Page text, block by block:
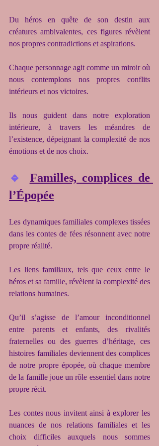
Du héros en quête de son destin aux
créatures ambivalentes, ces figures révèlent
nos propres contradictions et aspirations.
Chaque personnage agit comme un miroir où
nous contemplons nos propres conflits
intérieurs et nos victoires.
Ils nous guident dans notre exploration
intérieure, à travers les méandres de
l’existence, dépeignant la complexité de nos
émotions et de nos choix.
🔹
Familles, complices de
l’Épopée
Les dynamiques familiales complexes tissées
dans les contes de fées résonnent avec notre
propre réalité.
Les liens familiaux, tels que ceux entre le
héros et sa famille, révèlent la complexité des
relations humaines.
Qu’il s’agisse de l’amour inconditionnel
entre parents et enfants, des rivalités
fraternelles ou des guerres d’héritage, ces
histoires familiales deviennent des complices
de notre propre épopée, où chaque membre
de la famille joue un rôle essentiel dans notre
propre récit.
Les contes nous invitent ainsi à explorer les
nuances de nos relations familiales et les
choix difficiles auxquels nous sommes